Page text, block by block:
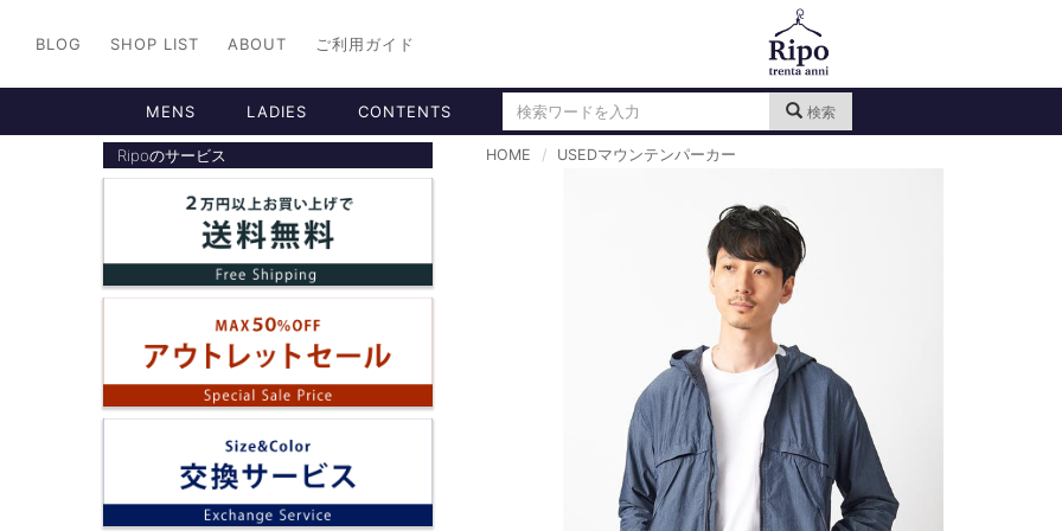
BLOG SHOP LIST ABOUT ご利用ガイド
MENS LADIES CONTENTS 検索
Ripoのサービス HOME USEDマウンテンパーカー